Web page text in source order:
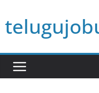
to
content